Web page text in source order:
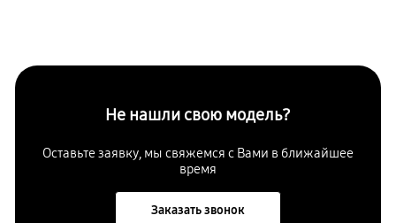
Не нашли свою модель?
Оставьте заявку, мы свяжемся с Вами в ближайшее
время
Заказать звонок